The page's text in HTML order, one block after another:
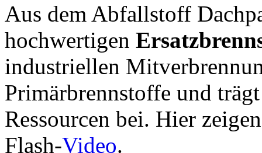
Aus dem Abfallstoff
hochwertigen
industriellen
Primärbrennstoffe und
Ressourcen bei. Hier
Flash-Video.